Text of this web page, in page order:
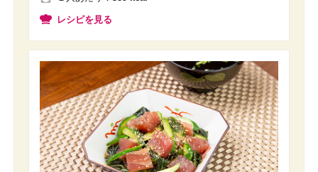
レシピを見る